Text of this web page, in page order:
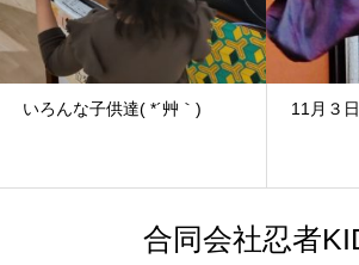
いろんな子供達( *´艸｀) 11月３
合同会社忍者